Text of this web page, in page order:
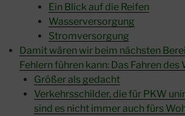
Ein Blick auf die Reifen
Wasserversorgung
Stromversorgung
Damit wären wir beim nächsten
Fehlern führen kann: Das Fahren
Größer als gedacht
Verkehrsschilder, die für PKW
sind es nicht immer auch fürs